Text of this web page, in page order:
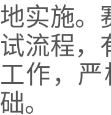
地实施。
试流程，
工作，
础。